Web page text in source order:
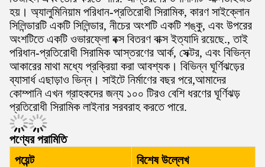
হয়। অ্যালুমিনিয়াম পরিধান-প্রতিরোধী সিরামিক, কারণ সাইক্লোন
সিলিন্ডারটি একটি সিলিন্ডার, নীচের অংশটি একটি শঙ্কু, এবং উপরের
অংশটিতে একটি ওভারফ্লো বক্স বিতরণ বাক্স ইত্যাদি রয়েছে., তাই
পরিধান-প্রতিরোধী সিরামিক আস্তরণের আর্ক, সেক্টর, এবং বিভিন্ন
আকারের মাথা মধ্যে প্রক্রিয়া করা আবশ্যক। বিভিন্ন ঘূর্ণিঝড়ের
ব্যাসার্ধ এছাড়াও ভিন্ন। সাইটে নির্মাণের বছর পরে,আমাদের
কোম্পানি এখন গ্রাহকদের জন্য ১০০ টিরও বেশি ধরণের ঘূর্ণিঝড়
প্রতিরোধী সিরামিক লাইনার সরবরাহ করতে পারে.
পণ্যের পরামিতি
পয়েন্ট
বিশেষ উল্লেখ